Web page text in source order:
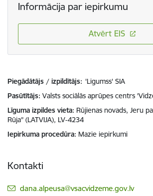
Informācija par iepirkumu
Atvērt EIS
Piegādātājs / izpildītājs: 'Ligumss' SIA
Pasūtītājs Valsts sociālās aprūpes centrs
Līguma izpildes vieta Rūjienas novads, Jeru
Rūja” (LATVIJA), LV-4234
Iepirkuma procedūra Mazie iepirkumi
Kontakti
E-pasts:
dana.alpeusa@vsacvidzeme.gov.lv